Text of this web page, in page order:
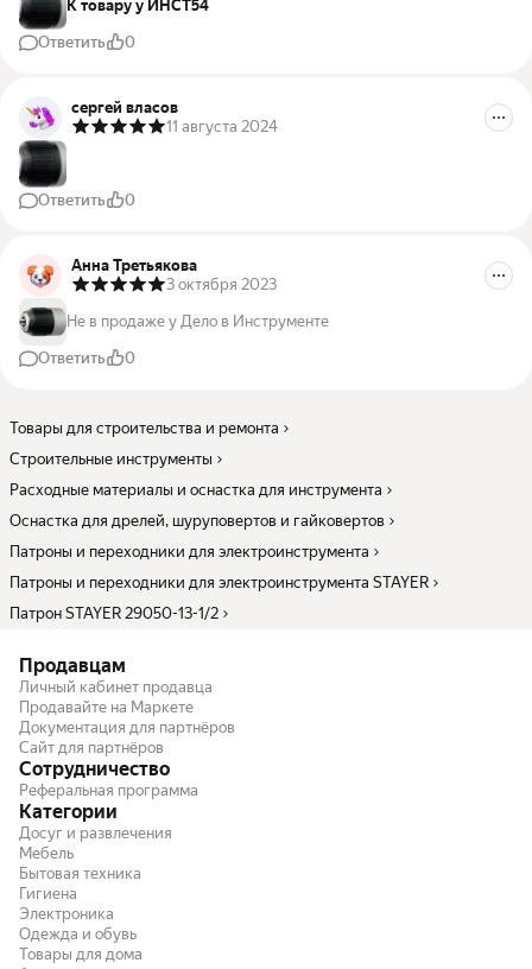
К товару у ИНСТ54
Ответить 0
сергей власов
11 августа 2024
Ответить 0
Анна Третьякова
3 октября 2023
Не в продаже у Дело в Инструменте
Ответить 0
Товары для строительства и ремонта
Строительные инструменты
Расходные материалы и оснастка для инструмента
Оснастка для дрелей, шуруповертов и гайковертов
Патроны и переходники для электроинструмента
Патроны и переходники для электроинструмента STAYER
Патрон STAYER 29050-13-1/2
Продавцам
Личный кабинет продавца
Продавайте на Маркете
Документация для партнёров
Сайт для партнёров
Сотрудничество
Реферальная программа
Категории
Досуг и развлечения
Мебель
Бытовая техника
Гигиена
Электроника
Одежда и обувь
Товары для дома